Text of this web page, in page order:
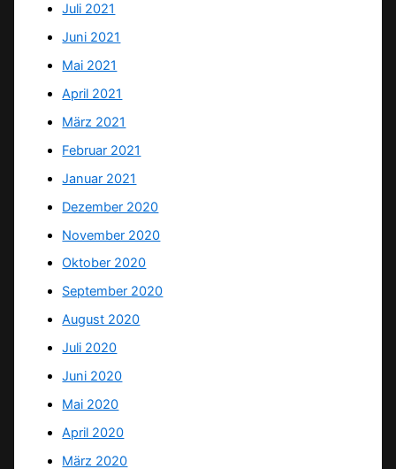
Juli 2021
Juni 2021
Mai 2021
April 2021
März 2021
Februar 2021
Januar 2021
Dezember 2020
November 2020
Oktober 2020
September 2020
August 2020
Juli 2020
Juni 2020
Mai 2020
April 2020
März 2020